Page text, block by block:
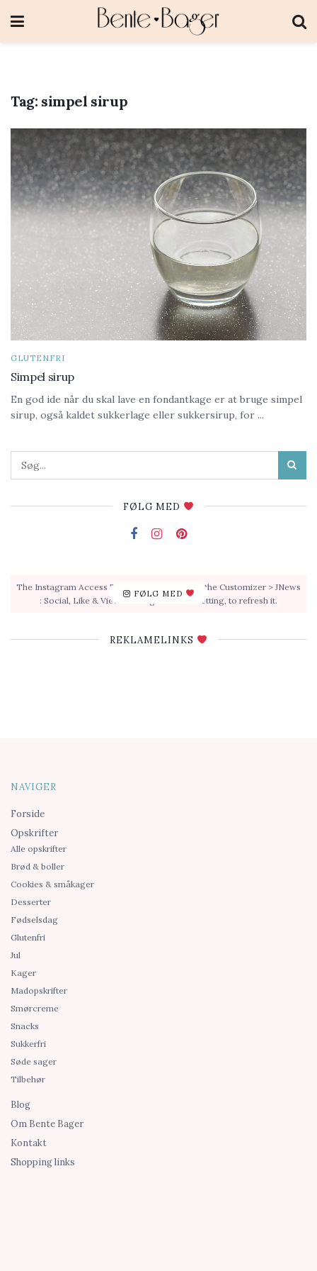
Tag: simpel sirup
GLUTENFRI
Simpel sirup
En god ide når du skal lave en fondantkage er at bruge simpel
sirup, også kaldet sukkerlage eller sukkersirup, for ...
FØLG MED
FØLG MED
The Instagram Access Token is expired, Go to the Customizer > JNews
: Social, Like & View > Instagram Feed Setting, to refresh it.
REKLAMELINKS
NAVIGER
Forside
Opskrifter
Alle opskrifter
Brød & boller
Cookies & småkager
Desserter
Fødselsdag
Glutenfri
Jul
Kager
Madopskrifter
Smørcreme
Snacks
Sukkerfri
Søde sager
Tilbehør
Blog
Om Bente Bager
Kontakt
Shopping links